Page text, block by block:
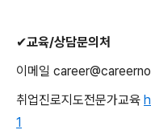
✔교육/상담문의처
이메일
취업진로지도전문가교육
1